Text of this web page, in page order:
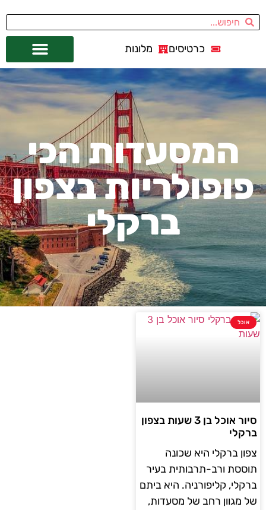
כרטיסים מלונות
המסעדות הכי
פופולריות בצפון
ברקלי
אוכל
סיור אוכל בן 3 שעות בצפון
ברקלי
צפון ברקלי היא שכונה
תוססת ורב-תרבותית בעיר
ברקלי, קליפורניה. היא ביתם
של מגוון רחב של מסעדות,